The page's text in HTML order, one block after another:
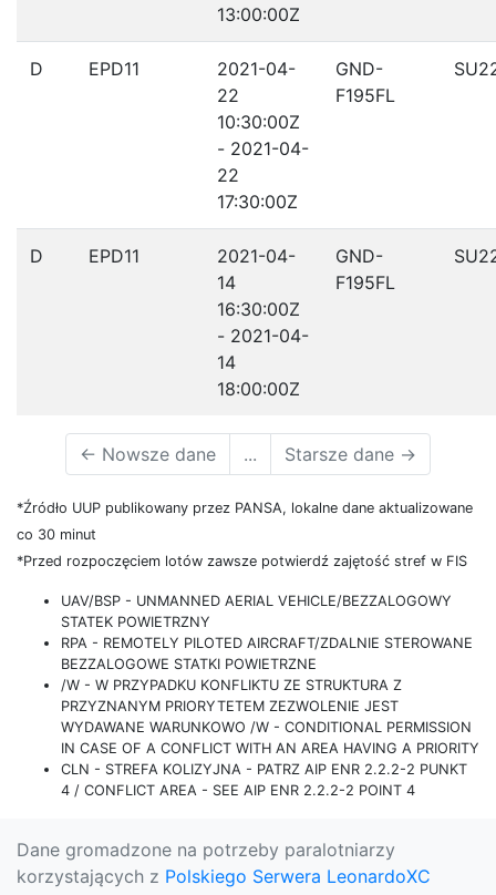
13:00:00Z
D EPD11
2021-04-
22
10:30:00Z
- 2021-04-
22
17:30:00Z
GND-
F195FL
D EPD11
2021-04-
14
16:30:00Z
- 2021-04-
14
18:00:00Z
GND-
F195FL
← Nowsze dane ... Starsze dane →
*Źródło UUP publikowany przez PANSA, lokalne dane aktualizowane
co 30 minut
*Przed rozpoczęciem lotów zawsze potwierdź zajętość stref w FIS
UAV/BSP - UNMANNED AERIAL VEHICLE/BEZZALOGOWY
STATEK POWIETRZNY
RPA - REMOTELY PILOTED AIRCRAFT/ZDALNIE STEROWANE
BEZZALOGOWE STATKI POWIETRZNE
/W - W PRZYPADKU KONFLIKTU ZE STRUKTURA Z
PRZYZNANYM PRIORYTETEM ZEZWOLENIE JEST
WYDAWANE WARUNKOWO /W - CONDITIONAL PERMISSION
IN CASE OF A CONFLICT WITH AN AREA HAVING A PRIORITY
CLN - STREFA KOLIZYJNA - PATRZ AIP ENR 2.2.2-2 PUNKT
4 / CONFLICT AREA - SEE AIP ENR 2.2.2-2 POINT 4
Dane gromadzone na potrzeby paralotniarzy
korzystających z Polskiego Serwera LeonardoXC